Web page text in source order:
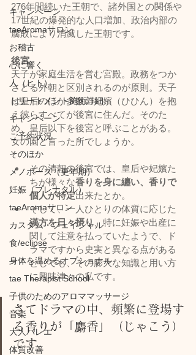
キャンペーン
taeAromaサロン
お稽古
心に響く
人（ヒト）
トリートメント施術詳細
キャンペーン
ご予約状況
そのほか
メノポーズ（更年期）
妊娠（プレナタル）
taeAromaサロン
カスタム・フェイシャル
食/eclipse
身体を温めるオプショナル
tae Therapist School
子供のためのアロママッサージ
音楽
大人バレエ
体質改善
276年間続いた王朝で、諸外国との関係や
17世紀の爆発的な人口増加、政治内部の
腐敗により消滅した王朝です。
後宮
天子が家庭生活を営む宮殿。政務をつか
さどる外朝と区別されるのが原則。天子
は皇后のほか多数の妃嬪（ひひん）を抱
え彼らすべてが後宮に住んだ。そのた
め、皇后以下を後宮と呼ぶことがある。
女の園と言った所でしょうか。
その清朝の後宮では、皇后や妃嬪た
ちが様々な香りを身に纏い、香りで
個人が特定出来たとか。
そして、一人ひとりの体質に応じた
漢方を日々摂り 、特に妊娠や出産に
関して注意を払っていたようで、ド
ラマですから史実と異なる点がある
としても、その膨大な知識と用い方
に興味津々の私です。
さてドラマの中、頻繁に登場す
る香りが「麝香」（じゃこう）
です。